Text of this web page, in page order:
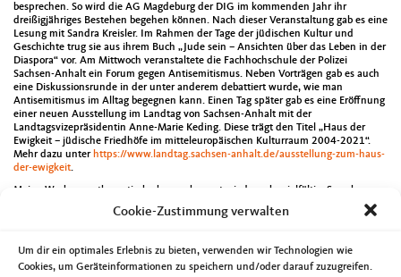
Cookie-Zustimmung verwalten
Um dir ein optimales Erlebnis zu bieten, verwenden wir Technologien wie
Cookies, um Geräteinformationen zu speichern und/oder darauf zuzugreifen.
besprechen. So wird die AG Magdeburg der DIG im kommenden Jahr ihr
dreißigjähriges Bestehen begehen können. Nach dieser Veranstaltung gab es eine
Lesung mit Sandra Kreisler. Im Rahmen der Tage der jüdischen Kultur und
Geschichte trug sie aus ihrem Buch „Jude sein – Ansichten über das Leben in der
Diaspora“ vor. Am Mittwoch veranstaltete die Fachhochschule der Polizei
Sachsen-Anhalt ein Forum gegen Antisemitismus. Neben Vorträgen gab es auch
eine Diskussionsrunde in der unter anderem debattiert wurde, wie man
Antisemitismus im Alltag begegnen kann. Einen Tag später gab es eine Eröffnung
einer neuen Ausstellung im Landtag von Sachsen-Anhalt mit der
Landtagsvizepräsidentin Anne-Marie Keding. Diese trägt den Titel „Haus der
Ewigkeit – jüdische Friedhöfe im mitteleuropäischen Kulturraum 2004-2021“.
Mehr dazu unter https://www.landtag.sachsen-anhalt.de/ausstellung-zum-haus-
der-ewigkeit.
Meine Woche war thematisch aber auch sonst wieder sehr vielfältig. So gab es am
Montag einen Online-Fachtag zum Thema Nichtraucherschutz sowie ein
Gespräch zur Jungenarbeit in Sachsen-Anhalt. Der Dienstag begann mit dem
Format. Ein Infostand der Konrad-Adenauer-Stiftung Sachsen-Anhalt folgte am
Nachmittag bevor es zur Sitzung des Landesvorstandes der CDA Sachsen-Anhalt
ging. Am Mittwochmorgen begleitete ich den Minister für Wirtschaft, Tourismus,